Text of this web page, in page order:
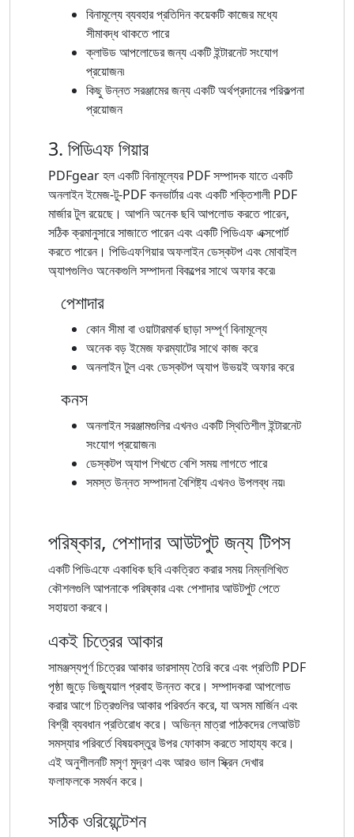
বিনামূল্যে ব্যবহার প্রতিদিন কয়েকটি কাজের মধ্যে
সীমাবদ্ধ থাকতে পারে
ক্লাউড আপলোডের জন্য একটি ইন্টারনেট সংযোগ
প্রয়োজন৷
কিছু উন্নত সরঞ্জামের জন্য একটি অর্থপ্রদানের পরিকল্পনা
প্রয়োজন
3. পিডিএফ গিয়ার
PDFgear হল একটি বিনামূল্যের PDF সম্পাদক যাতে একটি
অনলাইন ইমেজ-টু-PDF কনভার্টার এবং একটি শক্তিশালী PDF
মার্জার টুল রয়েছে। আপনি অনেক ছবি আপলোড করতে পারেন,
সঠিক ক্রমানুসারে সাজাতে পারেন এবং একটি পিডিএফ এক্সপোর্ট
করতে পারেন। পিডিএফগিয়ার অফলাইন ডেস্কটপ এবং মোবাইল
অ্যাপগুলিও অনেকগুলি সম্পাদনা বিকল্পের সাথে অফার করে৷
পেশাদার
কোন সীমা বা ওয়াটারমার্ক ছাড়া সম্পূর্ণ বিনামূল্যে
অনেক বড় ইমেজ ফরম্যাটের সাথে কাজ করে
অনলাইন টুল এবং ডেস্কটপ অ্যাপ উভয়ই অফার করে
কনস
অনলাইন সরঞ্জামগুলির এখনও একটি স্থিতিশীল ইন্টারনেট
সংযোগ প্রয়োজন৷
ডেস্কটপ অ্যাপ শিখতে বেশি সময় লাগতে পারে
সমস্ত উন্নত সম্পাদনা বৈশিষ্ট্য এখনও উপলব্ধ নয়৷
পরিষ্কার, পেশাদার আউটপুট জন্য টিপস
একটি পিডিএফে একাধিক ছবি একত্রিত করার সময় নিম্নলিখিত
কৌশলগুলি আপনাকে পরিষ্কার এবং পেশাদার আউটপুট পেতে
সহায়তা করবে।
একই চিত্রের আকার
সামঞ্জস্যপূর্ণ চিত্রের আকার ভারসাম্য তৈরি করে এবং প্রতিটি PDF
পৃষ্ঠা জুড়ে ভিজ্যুয়াল প্রবাহ উন্নত করে। সম্পাদকরা আপলোড
করার আগে চিত্রগুলির আকার পরিবর্তন করে, যা অসম মার্জিন এবং
বিশ্রী ব্যবধান প্রতিরোধ করে। অভিন্ন মাত্রা পাঠকদের লেআউট
সমস্যার পরিবর্তে বিষয়বস্তুর উপর ফোকাস করতে সাহায্য করে।
এই অনুশীলনটি মসৃণ মুদ্রণ এবং আরও ভাল স্ক্রিন দেখার
ফলাফলকে সমর্থন করে।
সঠিক ওরিয়েন্টেশন